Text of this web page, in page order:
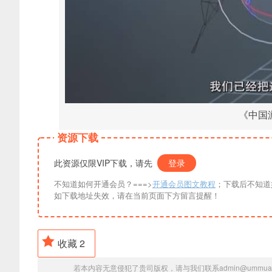
《中
资源下载
此资源仅限VIP下载，请先 登录
不知道如何开通会员？===>开通会员图文教程 ；下载后不知
如下载地址失效，请在当前页面下方留言提醒！
收藏2
若本内容无意侵犯了贵司版权，请与我们联系